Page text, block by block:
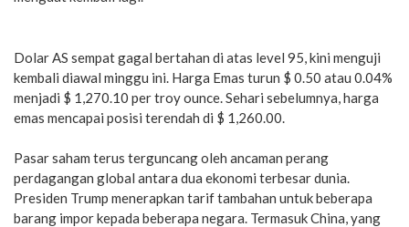
Dolar AS sempat gagal bertahan di atas level 95, kini menguji
kembali diawal minggu ini. Harga Emas turun $ 0.50 atau 0.04%
menjadi $ 1,270.10 per troy ounce. Sehari sebelumnya, harga
emas mencapai posisi terendah di $ 1,260.00.
Pasar saham terus terguncang oleh ancaman perang
perdagangan global antara dua ekonomi terbesar dunia.
Presiden Trump menerapkan tarif tambahan untuk beberapa
barang impor kepada beberapa negara. Termasuk China, yang